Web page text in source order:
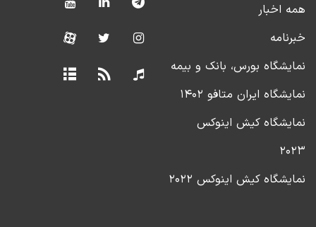
همه اخبار
خبرنامه
نمایشگاه بورس، بانک و بیمه
نمایشگاه ایران متافو ۱۴۰۲
نمایشگاه کیش اینوکس
۲۰۲۳
نمایشگاه کیش اینوکس ۲۰۲۲